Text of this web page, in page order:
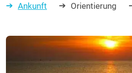
Ankunft Orientierung